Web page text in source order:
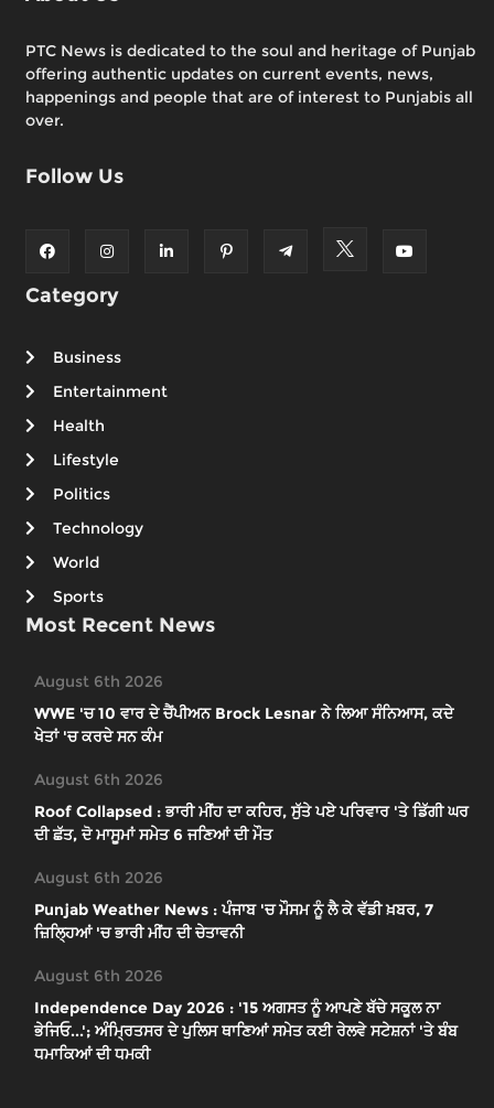
PTC News is dedicated to the soul and heritage of Punjab
offering authentic updates on current events, news,
happenings and people that are of interest to Punjabis all
over.
Follow Us
Category
Business
Entertainment
Health
Lifestyle
Politics
Technology
World
Sports
Most Recent News
August 6th 2026
WWE 'ਚ 10 ਵਾਰ ਦੇ ਚੈਂਪੀਅਨ Brock Lesnar ਨੇ ਲਿਆ ਸੰਨਿਆਸ, ਕਦੇ
ਖੇਤਾਂ 'ਚ ਕਰਦੇ ਸਨ ਕੰਮ
August 6th 2026
Roof Collapsed : ਭਾਰੀ ਮੀਂਹ ਦਾ ਕਹਿਰ, ਸੁੱਤੇ ਪਏ ਪਰਿਵਾਰ 'ਤੇ ਡਿੱਗੀ ਘਰ
ਦੀ ਛੱਤ, ਦੋ ਮਾਸੂਮਾਂ ਸਮੇਤ 6 ਜਣਿਆਂ ਦੀ ਮੌਤ
August 6th 2026
Punjab Weather News : ਪੰਜਾਬ 'ਚ ਮੌਸਮ ਨੂੰ ਲੈ ਕੇ ਵੱਡੀ ਖ਼ਬਰ, 7
ਜ਼ਿਲ੍ਹਿਆਂ 'ਚ ਭਾਰੀ ਮੀਂਹ ਦੀ ਚੇਤਾਵਨੀ
August 6th 2026
Independence Day 2026 : '15 ਅਗਸਤ ਨੂੰ ਆਪਣੇ ਬੱਚੇ ਸਕੂਲ ਨਾ
ਭੇਜਿਓ...'; ਅੰਮ੍ਰਿਤਸਰ ਦੇ ਪੁਲਿਸ ਥਾਣਿਆਂ ਸਮੇਤ ਕਈ ਰੇਲਵੇ ਸਟੇਸ਼ਨਾਂ 'ਤੇ ਬੰਬ
ਧਮਾਕਿਆਂ ਦੀ ਧਮਕੀ